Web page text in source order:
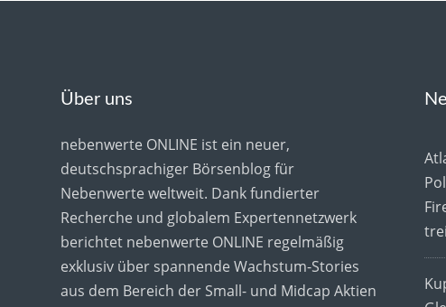
Über uns
nebenwerte ONLINE ist ein neuer,
deutschsprachiger Börsenblog für
Nebenwerte weltweit. Dank fundierter
Recherche und globalem Expertennetzwerk
berichtet nebenwerte ONLINE regelmäßig
exklusiv über spannende Wachstum-Stories
aus dem Bereich der Small- und Midcap Aktien